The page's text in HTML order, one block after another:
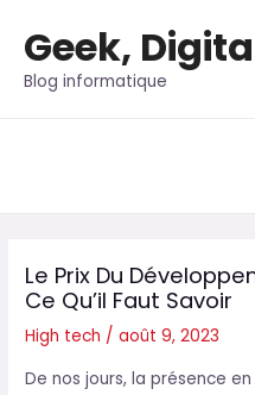
contenu
Geek,
Blog informatique
Le Prix Du
Ce Qu’il Faut Savoir
High tech /août 9, 2023
De nos jours, la présence